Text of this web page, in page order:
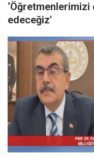
edeceğiz'